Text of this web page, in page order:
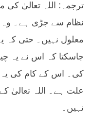
ترجمہ: اللہ تعالیٰ کی
نظام سے جڑی ہے۔
معلول نہیں۔ حتی کہ
جاسکتا کہ اس نے یہ
کی۔ اس کے کام کی
علت ہے۔ اللہ تعالیٰ
نہیں۔